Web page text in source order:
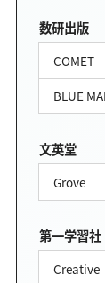
数研出版
COMET
BLUE
文英堂
Grove
第一学習社
Creative